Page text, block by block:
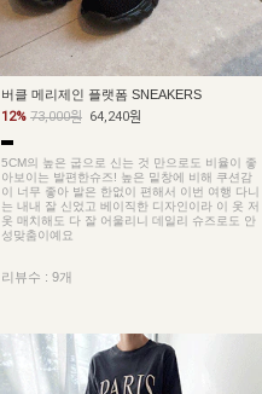
버클 메리제인 플랫폼 SNEAKERS
12% 73,000원 64,240원
5CM의 높은 굽으로 신는 것 만으로도 비율이 좋
아보이는 발편한슈즈! 높은 밑창에 비해 쿠션감
이 너무 좋아 발은 한없이 편해서 이번 여행 다니
는 내내 잘 신었고 베이직한 디자인이라 이 옷 저
옷 매치해도 다 잘 어울리니 데일리 슈즈로도 안
성맞춤이예요
리뷰수 : 9개